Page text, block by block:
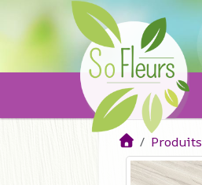
Produits